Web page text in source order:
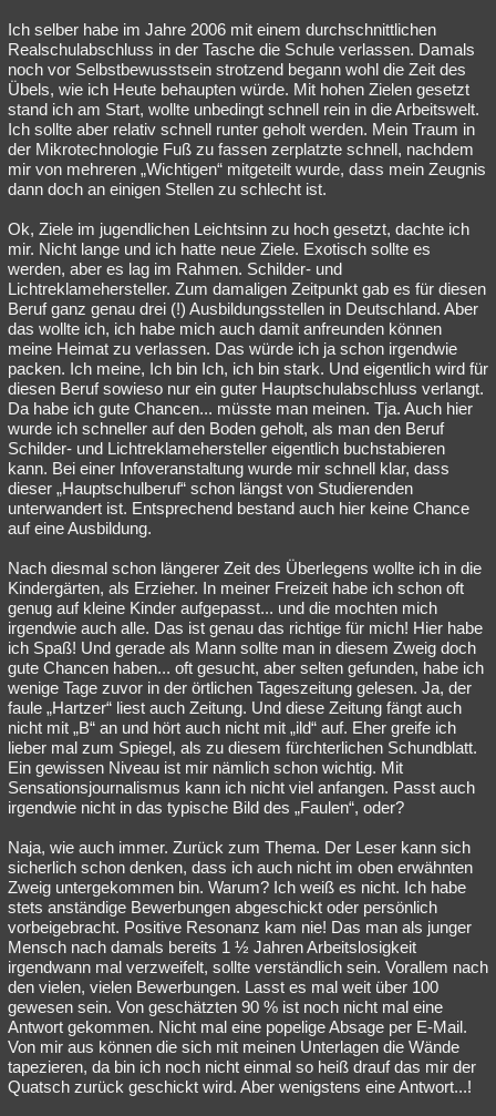
Ich selber habe im Jahre 2006 mit einem durchschnittlichen
Realschulabschluss in der Tasche die Schule verlassen. Damals
noch vor Selbstbewusstsein strotzend begann wohl die Zeit des
Übels, wie ich Heute behaupten würde. Mit hohen Zielen gesetzt
stand ich am Start, wollte unbedingt schnell rein in die Arbeitswelt.
Ich sollte aber relativ schnell runter geholt werden. Mein Traum in
der Mikrotechnologie Fuß zu fassen zerplatzte schnell, nachdem
mir von mehreren „Wichtigen“ mitgeteilt wurde, dass mein Zeugnis
dann doch an einigen Stellen zu schlecht ist.
Ok, Ziele im jugendlichen Leichtsinn zu hoch gesetzt, dachte ich
mir. Nicht lange und ich hatte neue Ziele. Exotisch sollte es
werden, aber es lag im Rahmen. Schilder- und
Lichtreklamehersteller. Zum damaligen Zeitpunkt gab es für diesen
Beruf ganz genau drei (!) Ausbildungsstellen in Deutschland. Aber
das wollte ich, ich habe mich auch damit anfreunden können
meine Heimat zu verlassen. Das würde ich ja schon irgendwie
packen. Ich meine, Ich bin Ich, ich bin stark. Und eigentlich wird für
diesen Beruf sowieso nur ein guter Hauptschulabschluss verlangt.
Da habe ich gute Chancen... müsste man meinen. Tja. Auch hier
wurde ich schneller auf den Boden geholt, als man den Beruf
Schilder- und Lichtreklamehersteller eigentlich buchstabieren
kann. Bei einer Infoveranstaltung wurde mir schnell klar, dass
dieser „Hauptschulberuf“ schon längst von Studierenden
unterwandert ist. Entsprechend bestand auch hier keine Chance
auf eine Ausbildung.
Nach diesmal schon längerer Zeit des Überlegens wollte ich in die
Kindergärten, als Erzieher. In meiner Freizeit habe ich schon oft
genug auf kleine Kinder aufgepasst... und die mochten mich
irgendwie auch alle. Das ist genau das richtige für mich! Hier habe
ich Spaß! Und gerade als Mann sollte man in diesem Zweig doch
gute Chancen haben... oft gesucht, aber selten gefunden, habe ich
wenige Tage zuvor in der örtlichen Tageszeitung gelesen. Ja, der
faule „Hartzer“ liest auch Zeitung. Und diese Zeitung fängt auch
nicht mit „B“ an und hört auch nicht mit „ild“ auf. Eher greife ich
lieber mal zum Spiegel, als zu diesem fürchterlichen Schundblatt.
Ein gewissen Niveau ist mir nämlich schon wichtig. Mit
Sensationsjournalismus kann ich nicht viel anfangen. Passt auch
irgendwie nicht in das typische Bild des „Faulen“, oder?
Naja, wie auch immer. Zurück zum Thema. Der Leser kann sich
sicherlich schon denken, dass ich auch nicht im oben erwähnten
Zweig untergekommen bin. Warum? Ich weiß es nicht. Ich habe
stets anständige Bewerbungen abgeschickt oder persönlich
vorbeigebracht. Positive Resonanz kam nie! Das man als junger
Mensch nach damals bereits 1 ½ Jahren Arbeitslosigkeit
irgendwann mal verzweifelt, sollte verständlich sein. Vorallem nach
den vielen, vielen Bewerbungen. Lasst es mal weit über 100
gewesen sein. Von geschätzten 90 % ist noch nicht mal eine
Antwort gekommen. Nicht mal eine popelige Absage per E-Mail.
Von mir aus können die sich mit meinen Unterlagen die Wände
tapezieren, da bin ich noch nicht einmal so heiß drauf das mir der
Quatsch zurück geschickt wird. Aber wenigstens eine Antwort...!